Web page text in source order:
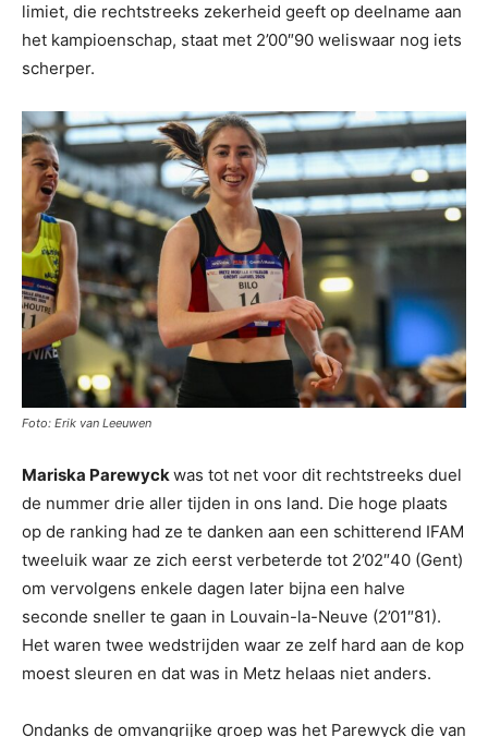
limiet, die rechtstreeks zekerheid geeft op deelname aan
het kampioenschap, staat met 2’00″90 weliswaar nog iets
scherper.
Foto: Erik van Leeuwen
Mariska Parewyckwas tot net voor dit rechtstreeks duel
de nummer drie aller tijden in ons land. Die hoge plaats
op de ranking had ze te danken aan een schitterend IFAM
tweeluik waar ze zich eerst verbeterde tot 2’02″40 (Gent)
om vervolgens enkele dagen later bijna een halve
seconde sneller te gaan in Louvain-la-Neuve (2’01″81).
Het waren twee wedstrijden waar ze zelf hard aan de kop
moest sleuren en dat was in Metz helaas niet anders.
Ondanks de omvangrijke groep was het Parewyck die van